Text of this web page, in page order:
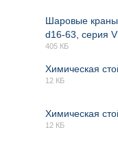
Шаровые
d16-63, серия
405 КБ
Химическая
12 КБ
Химическая
12 КБ